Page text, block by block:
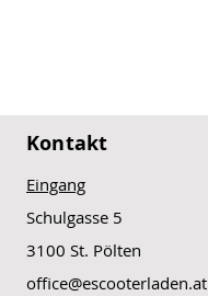
Kontakt
Eingang
Schulgasse 5
3100 St. Pölten
office@escooterladen.at